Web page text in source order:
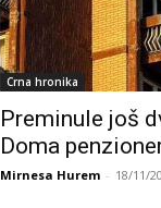
Crna hronika
Preminule još
Doma
Mirnesa Hurem - 18/11/